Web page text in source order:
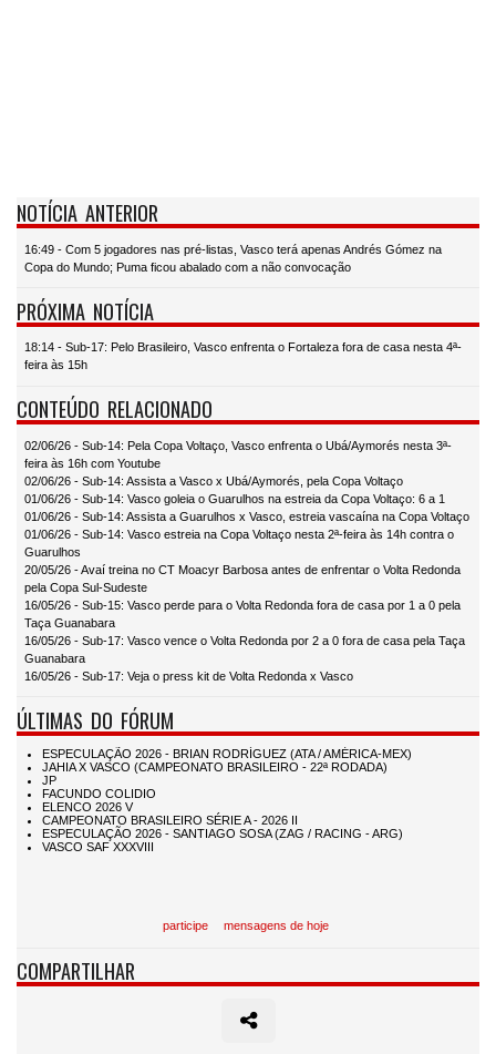
NOTÍCIA ANTERIOR
16:49 - Com 5 jogadores nas pré-listas, Vasco terá apenas Andrés Gómez na
Copa do Mundo; Puma ficou abalado com a não convocação
PRÓXIMA NOTÍCIA
18:14 - Sub-17: Pelo Brasileiro, Vasco enfrenta o Fortaleza fora de casa nesta 4ª-
feira às 15h
CONTEÚDO RELACIONADO
02/06/26 - Sub-14: Pela Copa Voltaço, Vasco enfrenta o Ubá/Aymorés nesta 3ª-
feira às 16h com Youtube
02/06/26 - Sub-14: Assista a Vasco x Ubá/Aymorés, pela Copa Voltaço
01/06/26 - Sub-14: Vasco goleia o Guarulhos na estreia da Copa Voltaço: 6 a 1
01/06/26 - Sub-14: Assista a Guarulhos x Vasco, estreia vascaína na Copa Voltaço
01/06/26 - Sub-14: Vasco estreia na Copa Voltaço nesta 2ª-feira às 14h contra o
Guarulhos
20/05/26 - Avaí treina no CT Moacyr Barbosa antes de enfrentar o Volta Redonda
pela Copa Sul-Sudeste
16/05/26 - Sub-15: Vasco perde para o Volta Redonda fora de casa por 1 a 0 pela
Taça Guanabara
16/05/26 - Sub-17: Vasco vence o Volta Redonda por 2 a 0 fora de casa pela Taça
Guanabara
16/05/26 - Sub-17: Veja o press kit de Volta Redonda x Vasco
ÚLTIMAS DO FÓRUM
participe mensagens de hoje
COMPARTILHAR